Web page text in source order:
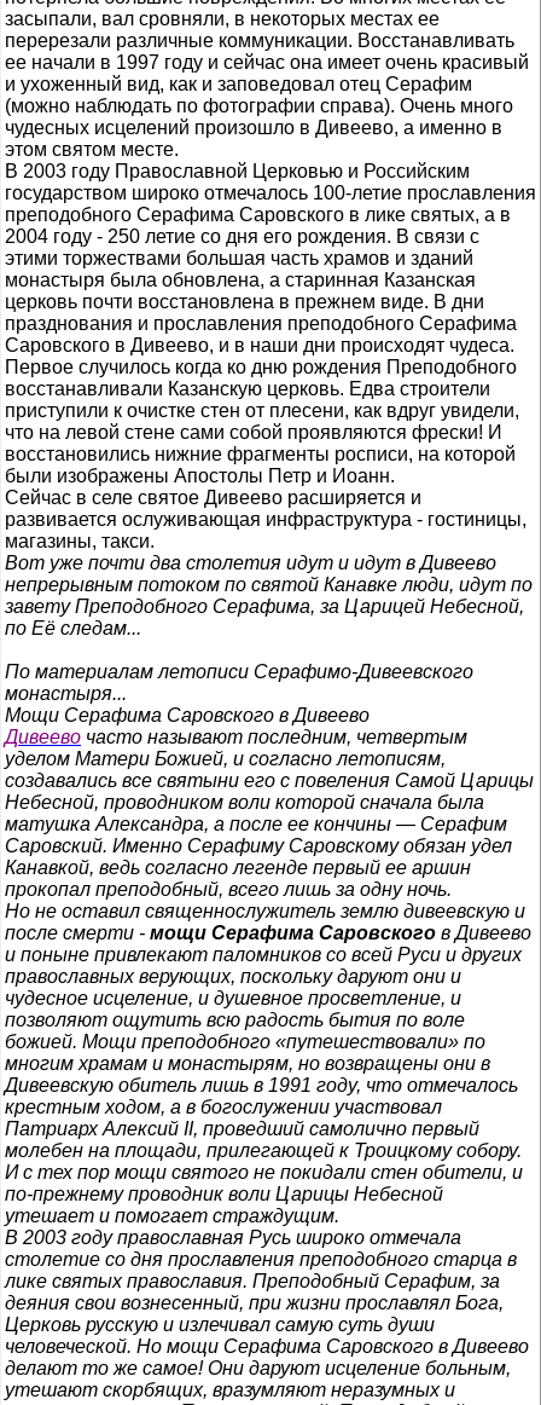
засыпали, вал сровняли, в некоторых местах ее
перерезали различные коммуникации. Восстанавливать
ее начали в 1997 году и сейчас она имеет очень красивый
и ухоженный вид, как и заповедовал отец Серафим
(можно наблюдать по фотографии справа). Очень много
чудесных исцелений произошло в Дивеево, а именно в
этом святом месте.
В 2003 году Православной Церковью и Российским
государством широко отмечалось 100-летие прославления
преподобного Серафима Саровского в лике святых, а в
2004 году - 250 летие со дня его рождения. В связи с
этими торжествами большая часть храмов и зданий
монастыря была обновлена, а старинная Казанская
церковь почти восстановлена в прежнем виде. В дни
празднования и прославления преподобного Серафима
Саровского в Дивеево, и в наши дни происходят чудеса.
Первое случилось когда ко дню рождения Преподобного
восстанавливали Казанскую церковь. Едва строители
приступили к очистке стен от плесени, как вдруг увидели,
что на левой стене сами собой проявляются фрески! И
восстановились нижние фрагменты росписи, на которой
были изображены Апостолы Петр и Иоанн.
Сейчас в селе святое Дивеево расширяется и
развивается ослуживающая инфраструктура - гостиницы,
магазины, такси.
Вот уже почти два столетия идут и идут в Дивеево
непрерывным потоком по святой Канавке люди, идут по
завету Преподобного Серафима, за Царицей Небесной,
по Её следам...
По материалам летописи Серафимо-Дивеевского
монастыря...
Мощи Серафима Саровского в Дивеево
Дивеево часто называют последним, четвертым
уделом Матери Божией, и согласно летописям,
создавались все святыни его с повеления Самой Царицы
Небесной, проводником воли которой сначала была
матушка Александра, а после ее кончины — Серафим
Саровский. Именно Серафиму Саровскому обязан удел
Канавкой, ведь согласно легенде первый ее аршин
прокопал преподобный, всего лишь за одну ночь.
Но не оставил священнослужитель землю дивеевскую и
после смерти - мощи Серафима Саровского в Дивеево
и поныне привлекают паломников со всей Руси и других
православных верующих, поскольку даруют они и
чудесное исцеление, и душевное просветление, и
позволяют ощутить всю радость бытия по воле
божией. Мощи преподобного «путешествовали» по
многим храмам и монастырям, но возвращены они в
Дивеевскую обитель лишь в 1991 году, что отмечалось
крестным ходом, а в богослужении участвовал
Патриарх Алексий II, проведший самолично первый
молебен на площади, прилегающей к Троицкому собору.
И с тех пор мощи святого не покидали стен обители, и
по-прежнему проводник воли Царицы Небесной
утешает и помогает страждущим.
В 2003 году православная Русь широко отмечала
столетие со дня прославления преподобного старца в
лике святых православия. Преподобный Серафим, за
деяния свои вознесенный, при жизни прославлял Бога,
Церковь русскую и излечивал самую суть души
человеческой. Но мощи Серафима Саровского в Дивеево
делают то же самое! Они даруют исцеление больным,
утешают скорбящих, вразумляют неразумных и